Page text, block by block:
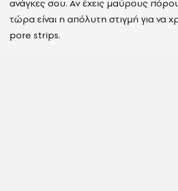
ανάγκες σου. Αν έχεις μαύρους
τώρα είναι η απόλυτη στιγμή για να
pore strips.